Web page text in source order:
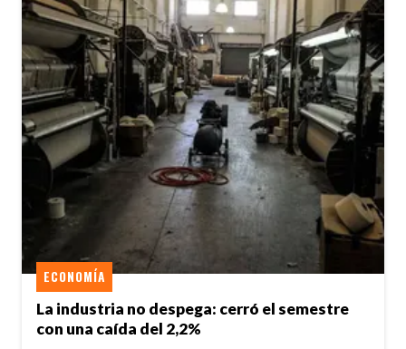
La industria no despega: cerró el semestre
con una caída del 2,2%
ECONOMÍA